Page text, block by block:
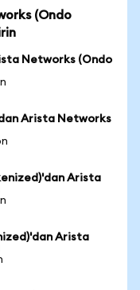
(Ondo
Networks (Ondo
Arista Networks
Arista
Arista